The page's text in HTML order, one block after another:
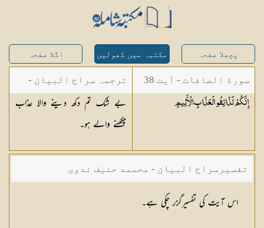
پچھلا صفحہ مکتبہ میں کھولیں اگلا صفحہ
سورة الصافات - آیت 38
إِنَّكُمْ لَذَائِقُو الْعَذَابِالْأَلِيمِ
ترجمہ سراج البیان -
مستفاد از ترجمتین
شاہ عبدالقادر دھلوی/
شاہ رفیع الدین دھلوی
بے شک تم دکھ دینے والا عذاب
چکھنے والے ہو۔
تفسیرسراج البیان - محممد حنیف ندوی
اس آیت کی تفسیرگزر چکی ہے۔